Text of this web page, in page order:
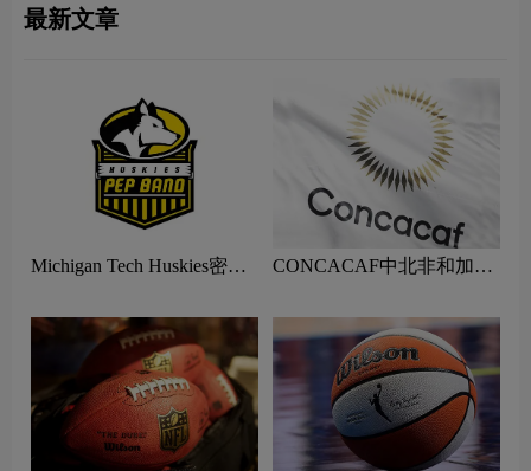
最新文章
Michigan Tech Huskies密歇
义及体育组织品牌理念
CONCACAF中北非和加勒
育组织品牌理念